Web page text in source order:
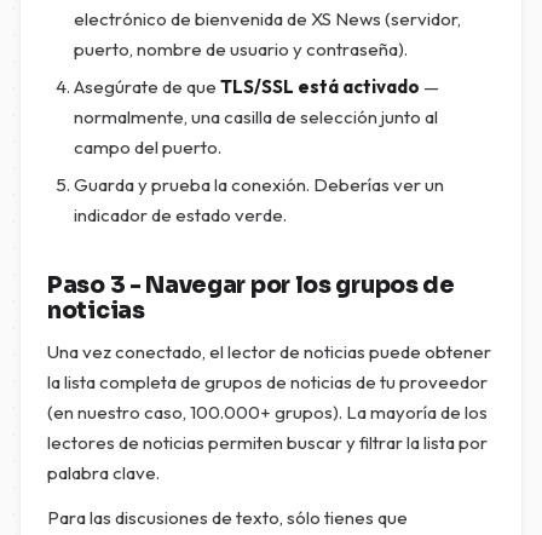
electrónico de bienvenida de XS News (servidor,
puerto, nombre de usuario y contraseña).
Asegúrate de que TLS/SSL está activado —
normalmente, una casilla de selección junto al
campo del puerto.
Guarda y prueba la conexión. Deberías ver un
indicador de estado verde.
Paso 3 - Navegar por los grupos de
noticias
Una vez conectado, el lector de noticias puede obtener
la lista completa de grupos de noticias de tu proveedor
(en nuestro caso, 100.000+ grupos). La mayoría de los
lectores de noticias permiten buscar y filtrar la lista por
palabra clave.
Para las discusiones de texto, sólo tienes que